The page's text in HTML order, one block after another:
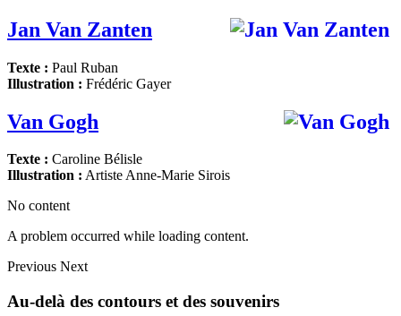
Jan Van Zanten
Texte : Paul Ruban
Illustration : Frédéric Gayer
Van Gogh
Texte : Caroline Bélisle
Illustration : Artiste Anne-Marie Sirois
No content
A problem occurred while loading content.
Previous Next
Au-delà des contours et des souvenirs